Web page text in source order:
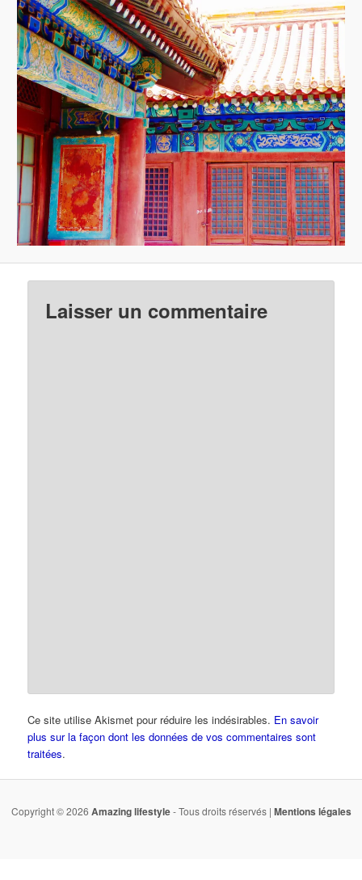
Laisser un commentaire
Ce site utilise Akismet pour réduire les indésirables. En savoir
plus sur la façon dont les données de vos commentaires sont
traitées.
Copyright © 2026 Amazing lifestyle- Tous droits réservés | Mentions légales